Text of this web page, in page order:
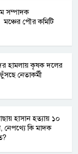
সম্পাদক
পৌর কমিটি
হামলায় কৃষক দলের
নেতাকর্মী
হাসান হত্যায় ১০
নেপথ্যে কি মাদক